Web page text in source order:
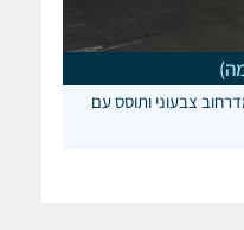
צבעוני ותוסס עם